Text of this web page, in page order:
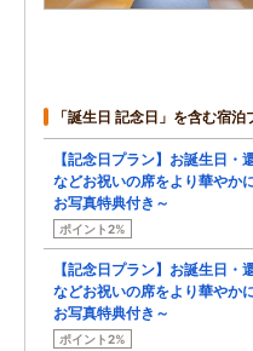
「誕生日 記念日」を含む宿泊
【記念日プラン】お誕生日・
などお祝いの席をより華やか
お写真特典付き～
ポイント2%
【記念日プラン】お誕生日・
などお祝いの席をより華やか
お写真特典付き～
ポイント2%